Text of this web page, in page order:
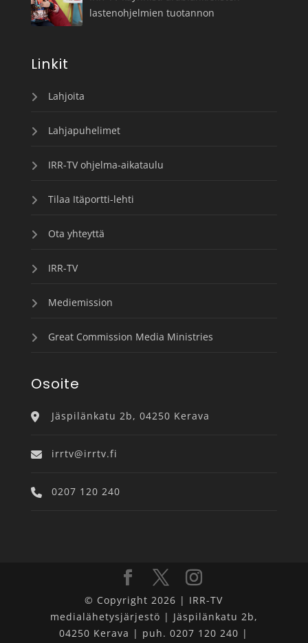
lastenohjelmien tuotannon
Linkit
Lahjoita
Lahjapuhelimet
IRR-TV ohjelma-aikataulu
Tilaa Itäportti-lehti
Ota yhteyttä
IRR-TV
Mediemission
Great Commission Media Ministries
Osoite
Jäspilänkatu 2b, 04250 Kerava
irrtv@irrtv.fi
0207 120 240
© Copyright 2026 | IRR-TV
medialähetysjärjestö | Jäspilänkatu 2b,
04250 Kerava | puh. 0207 120 240 |